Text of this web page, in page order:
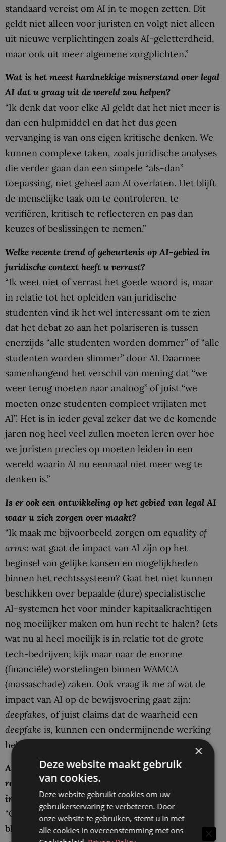
standaard vereist om AI in te mogen zetten. Dit
geldt niet alleen voor juristen en volgt niet alleen
uit nieuwe verplichtingen zoals AI-geletterdheid,
maar ook uit meer algemene zorgplichten.”
Wat is het meest hardnekkige misverstand over legal
AI dat u graag uit de wereld zou helpen?
“Ik denk dat voor elke AI geldt dat het niet meer is
dan een hulpmiddel en dat het dus geen
vervanging is van ons eigen kritische denken. We
kunnen complexe taken, zoals juridische analyses
die verder gaan dan een simpele “als-dan”
toepassing, niet geheel aan AI overlaten. Het blijft
de menselijke taak om te controleren, te
verifiëren, kritisch te reflecteren en pas dan
keuzes of beslissingen te nemen.”
Welke recente trend of gebeurtenis op AI-gebied in
juridische context heeft u verrast?
“Ik weet niet of verrast het goede woord is, maar
in relatie tot het opleiden van juridische
studenten vind ik het wel interessant om te zien
dat het debat zo aan het polariseren is tussen
enerzijds “alle studenten worden dommer” of “alle
studenten worden slimmer” door AI. Daarmee
samenhangend het verschil van mening dat “we
weer terug moeten naar analoog” of juist “we
moeten onze studenten compleet vrijlaten met
AI”. Het is in ieder geval zeker dat we de komende
jaren nog heel veel zullen moeten leren over hoe
we juristen precies op moeten leiden in een
wereld waarin AI nu eenmaal niet meer weg te
denken is.”
Is er ook een ontwikkeling op het gebied van legal AI
waar u zich zorgen over maakt?
“Ik maak me bijvoorbeeld zorgen om equality of
arms: wat gaat de impact van AI zijn op het
beginsel van gelijke kansen en mogelijkheden
binnen het rechtssysteem? Gaat het niet kunnen
beschikken over bepaalde (dure) specialistische
AI-systemen het voor minder kapitaalkrachtigen
nog moeilijker maken om hun recht te halen? Iets
wat nu al heel moeilijk is in relatie tot de grote
tech-bedrijven; kijk maar naar de enorme
(financiële) worstelingen binnen WAMCA
(massaschade) zaken. Ook vraag ik me af wat de
impact van AI op de bewijsvoering gaat zijn:
deepfakes, of juist claims dat de waarheid een
deepfake is, kunnen een ondermijnende werking
hebben op waarheidsvinding.”
Als u het voor het zeggen had, welke regel of wet
rondom AI-gebruik zou u dan vandaag nog
invoeren?
“Om dan maar in de sfeer van die
deepfakes
blijven: ik ben het eens met andere auteurs die al
×
Deze website maakt gebruik
van cookies.
Deze website gebruikt cookies om uw
gebruikerservaring te verbeteren. Door
onze website te gebruiken, stemt u in met
alle cookies in overeenstemming met ons